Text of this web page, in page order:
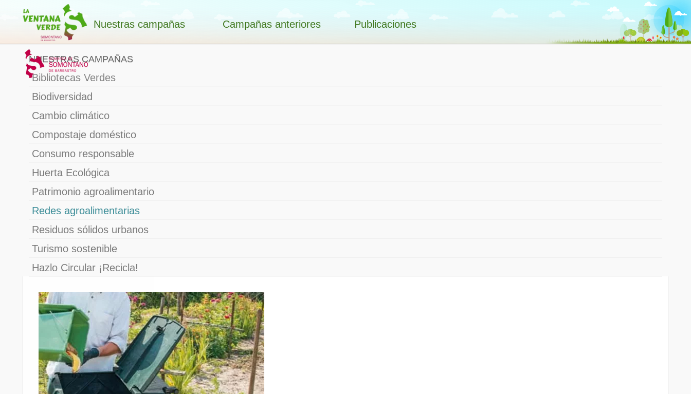
Nuestras campañas Campañas anteriores Publicaciones
NUESTRAS CAMPAÑAS
Bibliotecas Verdes
Biodiversidad
Cambio climático
Compostaje doméstico
Consumo responsable
Huerta Ecológica
Patrimonio agroalimentario
Redes agroalimentarias
Residuos sólidos urbanos
Turismo sostenible
Hazlo Circular ¡Recicla!